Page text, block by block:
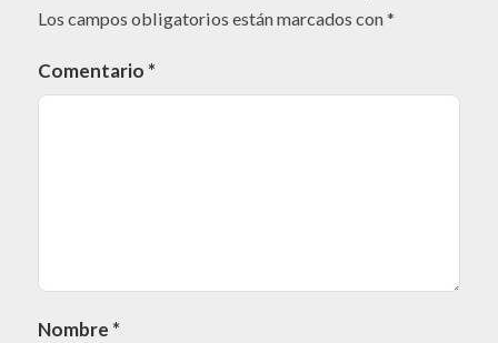
Los campos obligatorios están marcados con*
Comentario *
Nombre *